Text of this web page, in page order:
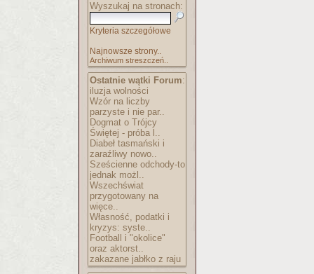
Wyszukaj na stronach:
Kryteria szczegółowe
Najnowsze strony..
Archiwum streszczeń..
Ostatnie wątki Forum:
iluzja wolności
Wzór na liczby
parzyste i nie par..
Dogmat o Trójcy
Świętej - próba l..
Diabeł tasmański i
zaraźliwy nowo..
Sześcienne odchody-to
jednak możl..
Wszechświat
przygotowany na
więce..
Własność, podatki i
kryzys: syste..
Football i "okolice"
oraz aktorst..
zakazane jabłko z raju